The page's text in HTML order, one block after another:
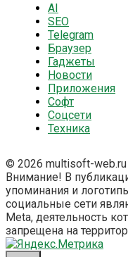
AI
SEO
Telegram
Браузер
Гаджеты
Новости
Приложения
Софт
Соцсети
Техника
© 2026 multisoft-web.ru
Внимание! В
упоминания и
социальные сети
Meta, деятельность
запрещена на